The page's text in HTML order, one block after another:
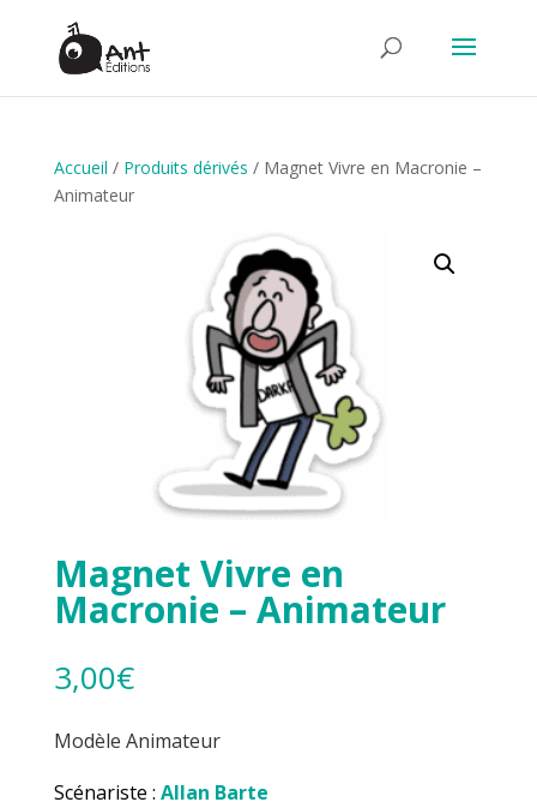
Accueil / Produits dérivés / Magnet Vivre en Macronie –
Animateur
Magnet Vivre en
Macronie – Animateur
3,00€
Modèle Animateur
Scénariste : Allan Barte